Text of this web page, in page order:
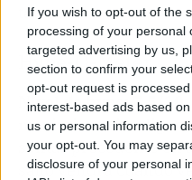
If you wish to opt-out of the
processing of your personal
targeted advertising by us,
section to confirm your
opt-out request is
interest-based ads based
us or personal information
your opt-out. You may
disclosure of your personal
tan mal.
Hype-O-Meter
Nivel de hype: 7.5/10.
movimiento
sentar precedente en
salto vendrá cuando